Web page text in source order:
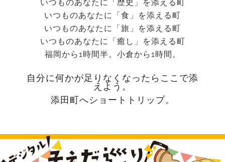
いつものあなたに「歴史」を添える町
いつものあなたに「食」を添える町
いつものあなたに「旅」を添える町
いつものあなたに「癒し」を添える町
福岡から1時間半。小倉から1時間。
自分に何かが足りなくなったらここで添
えよう。
添田町へショートトリップ。